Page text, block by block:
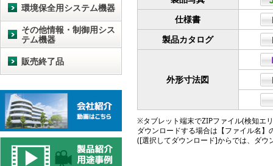
仕様書
製品カタログ
外形寸法図
※タブレット端末でZIPファイル(検知エ
ダウンロードする場合は【ファイル名
([選択してダウンロード]からでは、ダ
環境保全用システム機器
その他情報・制御用シス
テム機器
販売終了品